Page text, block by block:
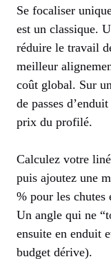
Se focaliser
est un classique.
réduire le travail
meilleur
coût global. Sur
de passes
prix du profilé.
Calculez votre
puis ajoutez une
% pour les chutes
Un angle qui ne
ensuite en enduit
budget dérive).